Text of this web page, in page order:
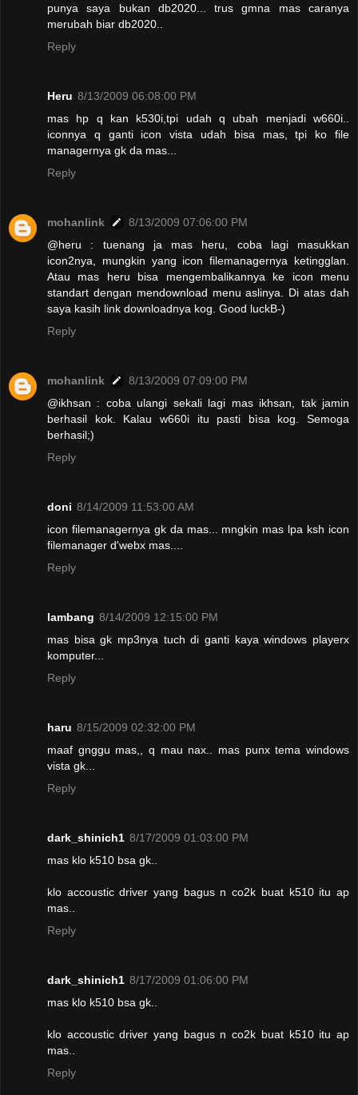
punya saya bukan db2020... trus gmna mas caranya
merubah biar db2020..
Reply
Heru 8/13/2009 06:08:00 PM
mas hp q kan k530i,tpi udah q ubah menjadi w660i..
iconnya q ganti icon vista udah bisa mas, tpi ko file
managernya gk da mas...
Reply
mohanlink
8/13/2009 07:06:00 PM
@heru : tuenang ja mas heru, coba lagi masukkan
icon2nya, mungkin yang icon filemanagernya ketingglan.
Atau mas heru bisa mengembalikannya ke icon menu
standart dengan mendownload menu aslinya. Di atas dah
saya kasih link downloadnya kog. Good luckB-)
Reply
mohanlink
8/13/2009 07:09:00 PM
@ikhsan : coba ulangi sekali lagi mas ikhsan, tak jamin
berhasil kok. Kalau w660i itu pasti bìsa kog. Semoga
berhasil;)
Reply
doni 8/14/2009 11:53:00 AM
icon filemanagernya gk da mas... mngkin mas lpa ksh icon
filemanager d'webx mas....
Reply
lambang 8/14/2009 12:15:00 PM
mas bisa gk mp3nya tuch di ganti kaya windows playerx
komputer...
Reply
haru 8/15/2009 02:32:00 PM
maaf gnggu mas,, q mau nax.. mas punx tema windows
vista gk...
Reply
dark_shinich1 8/17/2009 01:03:00 PM
mas klo k510 bsa gk..
klo accoustic driver yang bagus n co2k buat k510 itu ap
mas..
Reply
dark_shinich1 8/17/2009 01:06:00 PM
mas klo k510 bsa gk..
klo accoustic driver yang bagus n co2k buat k510 itu ap
mas..
Reply